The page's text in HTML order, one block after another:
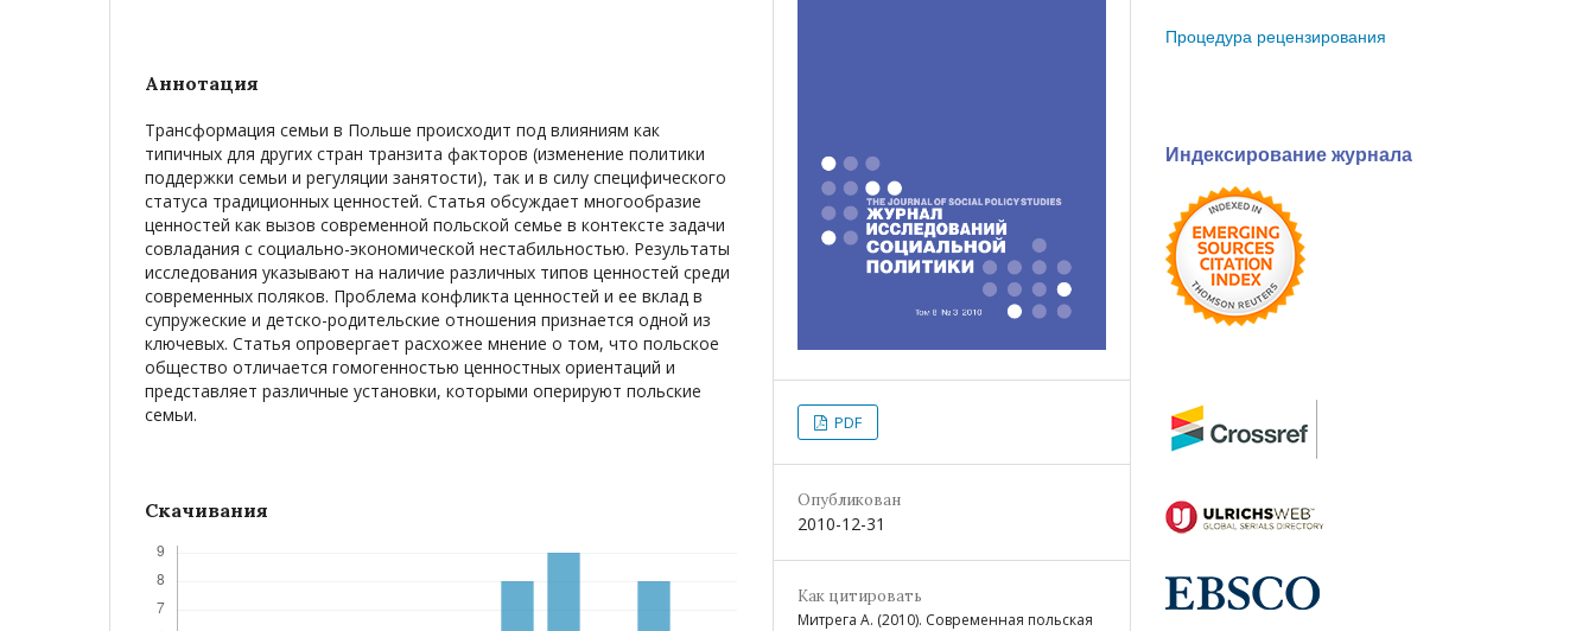
Аннотация
Трансформация семьи в Польше происходит под влияниям как
типичных для других стран транзита факторов (изменение политики
поддержки семьи и регуляции занятости), так и в силу специфического
статуса традиционных ценностей. Статья обсуждает многообразие
ценностей как вызов современной польской семье в контексте задачи
совладания с социально-экономической нестабильностью. Результаты
исследования указывают на наличие различных типов ценностей среди
современных поляков. Проблема конфликта ценностей и ее вклад в
супружеские и детско-родительские отношения признается одной из
ключевых. Статья опровергает расхожее мнение о том, что польское
общество отличается гомогенностью ценностных ориентаций и
представляет различные установки, которыми оперируют польские
семьи.
Скачивания
PDF
Опубликован
2010-12-31
Как цитировать
Митрега А. (2010). Современная польская
Процедура рецензирования
Индексирование журнала